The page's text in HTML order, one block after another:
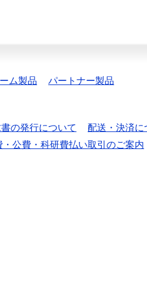
ム製品 パートナー製品
の発行について 配送・決済に
・公費・科研費払い取引のご案内